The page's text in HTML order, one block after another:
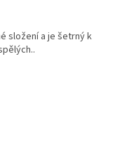
složení a je šetrný k